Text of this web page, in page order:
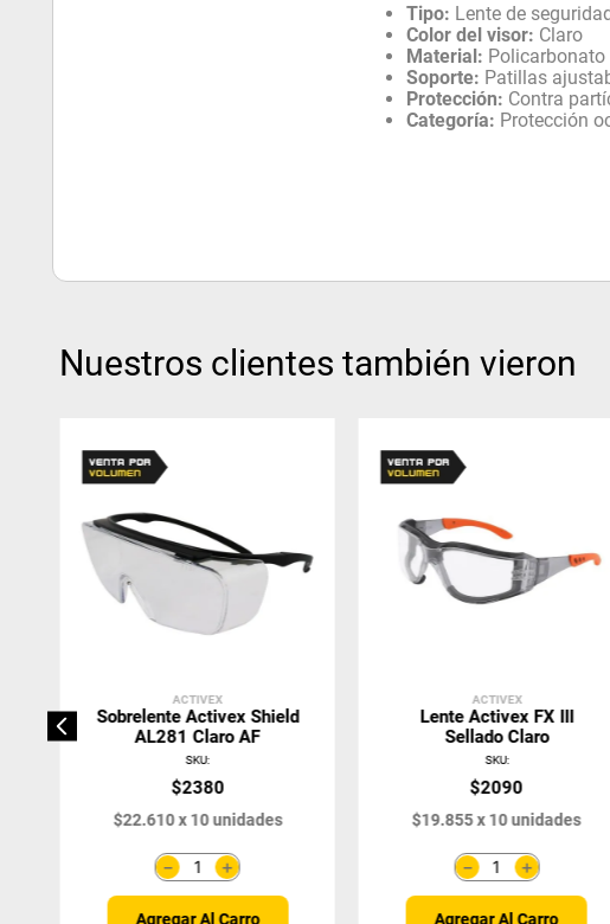
Tipo: Lente de
Color del visor: Claro
Material: Policarbonato
Soporte: Patillas
Protección: Contra
Categoría: Protección
Nuestros clientes también vieron
ACTIVEX
Sobrelente Activex Shield
AL281 Claro AF
SKU:
$2380
$22.610x10unidades
＋
－
Agregar Al Carro
ACTIVEX
Lente Activex FX III
Sellado Claro
SKU:
$2090
$19.855x10unidades
＋
－
Agregar Al Carro